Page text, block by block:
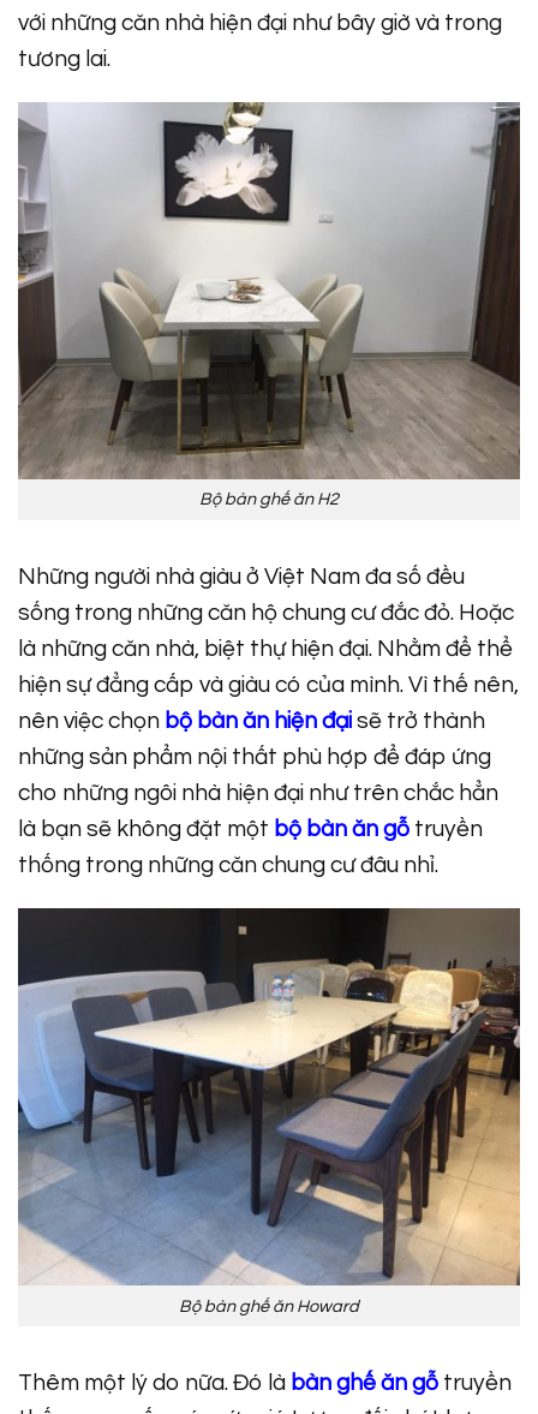
với những căn nhà hiện đại như bây giờ và trong
tương lai.
Bộ bàn ghế ăn H2
Những người nhà giàu ở Việt Nam đa số đều
sống trong những căn hộ chung cư đắc đỏ. Hoặc
là những căn nhà, biệt thự hiện đại. Nhằm để thể
hiện sự đẳng cấp và giàu có của mình. Vì thế nên,
nên việc chọn bộ bàn ăn hiện đại sẽ trở thành
những sản phẩm nội thất phù hợp để đáp ứng
cho những ngôi nhà hiện đại như trên chắc hẳn
là bạn sẽ không đặt một bộ bàn ăn gỗ truyền
thống trong những căn chung cư đâu nhỉ.
Bộ bàn ghế ăn Howard
Thêm một lý do nữa. Đó là bàn ghế ăn gỗ truyền